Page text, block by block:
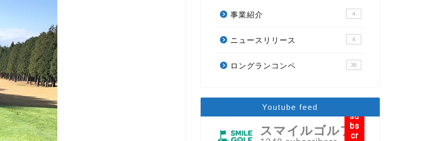
事業紹介 4
ニュースリリース 4
ロングランコンペ 36
Youtube feed
スマイルゴルフ
su
bs
cr